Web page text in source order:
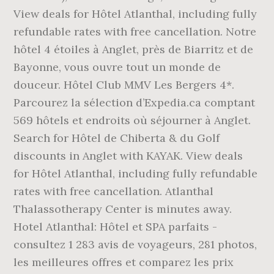
View deals for Hôtel Atlanthal, including fully
refundable rates with free cancellation. Notre
hôtel 4 étoiles à Anglet, près de Biarritz et de
Bayonne, vous ouvre tout un monde de
douceur. Hôtel Club MMV Les Bergers 4*.
Parcourez la sélection d’Expedia.ca comptant
569 hôtels et endroits où séjourner à Anglet.
Search for Hôtel de Chiberta & du Golf
discounts in Anglet with KAYAK. View deals
for Hôtel Atlanthal, including fully refundable
rates with free cancellation. Atlanthal
Thalassotherapy Center is minutes away.
Hotel Atlanthal: Hôtel et SPA parfaits -
consultez 1 283 avis de voyageurs, 281 photos,
les meilleures offres et comparez les prix